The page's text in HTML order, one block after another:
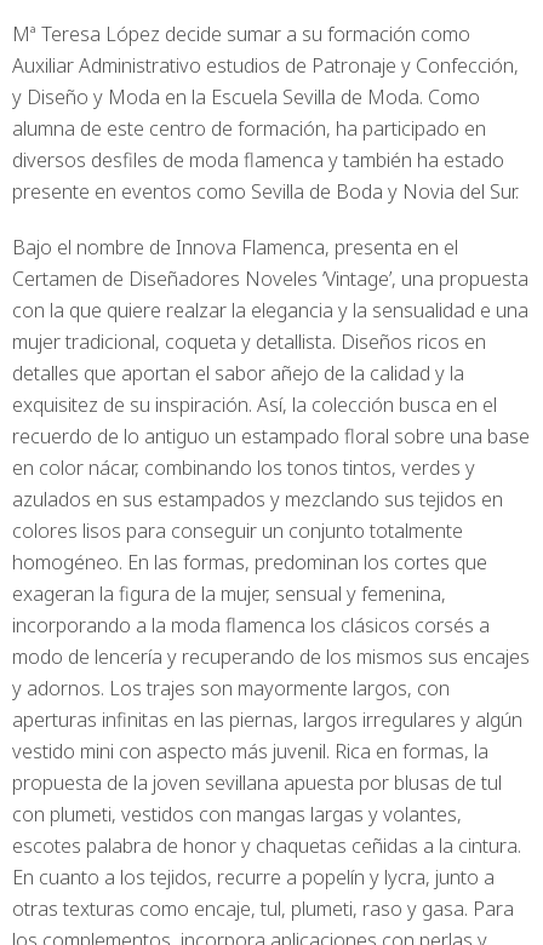
Mª Teresa López decide sumar a su formación como
Auxiliar Administrativo estudios de Patronaje y Confección,
y Diseño y Moda en la Escuela Sevilla de Moda. Como
alumna de este centro de formación, ha participado en
diversos desfiles de moda flamenca y también ha estado
presente en eventos como Sevilla de Boda y Novia del Sur.
Bajo el nombre de Innova Flamenca, presenta en el
Certamen de Diseñadores Noveles ‘Vintage’, una propuesta
con la que quiere realzar la elegancia y la sensualidad e una
mujer tradicional, coqueta y detallista. Diseños ricos en
detalles que aportan el sabor añejo de la calidad y la
exquisitez de su inspiración. Así, la colección busca en el
recuerdo de lo antiguo un estampado floral sobre una base
en color nácar, combinando los tonos tintos, verdes y
azulados en sus estampados y mezclando sus tejidos en
colores lisos para conseguir un conjunto totalmente
homogéneo. En las formas, predominan los cortes que
exageran la figura de la mujer, sensual y femenina,
incorporando a la moda flamenca los clásicos corsés a
modo de lencería y recuperando de los mismos sus encajes
y adornos. Los trajes son mayormente largos, con
aperturas infinitas en las piernas, largos irregulares y algún
vestido mini con aspecto más juvenil. Rica en formas, la
propuesta de la joven sevillana apuesta por blusas de tul
con plumeti, vestidos con mangas largas y volantes,
escotes palabra de honor y chaquetas ceñidas a la cintura.
En cuanto a los tejidos, recurre a popelín y lycra, junto a
otras texturas como encaje, tul, plumeti, raso y gasa. Para